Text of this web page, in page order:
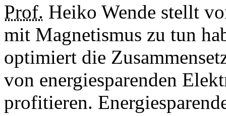
Prof. Heiko Wende stellt
mit Magnetismus zu tun
optimiert die
von energiesparenden
profitieren.